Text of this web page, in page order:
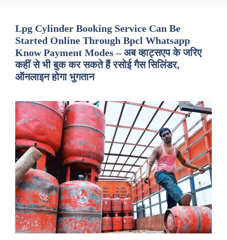
Lpg Cylinder Booking Service Can Be
Started Online Through Bpcl Whatsapp
Know Payment Modes – अब व्हाट्सएप के जरिए
कहीं से भी बुक कर सकते हैं रसोई गैस सिलिंडर,
ऑनलाइन होगा भुगतान